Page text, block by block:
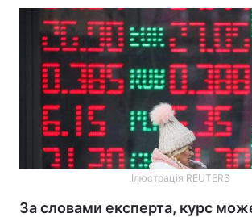
Ілюстрація REUTERS
За словами експерта, курс